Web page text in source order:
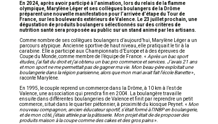
En 2024, après avoir participé à l’animation, lors du relais de la flamme
olympique, Marylène Léger et ses collègues boulangers de la Drôme
préparent une nouvelle manifestation pour l’arrivée d’étape du Tour de
France, sur les boulevards extérieurs de Valence. Le 23 juillet prochain, une
dégustation de produits boulangers sélectionnés sur des critères de
nutrition santé sera proposée au public sur un stand animé par les artisans.
Comme nombre de ses collègues boulangers d’aujourd’hui, Marylène Léger a un
parcours atypique. Ancienne sportive de haut niveau, elle pratiquait le tir à la
carabine. Elle a participé aux Championnats d’Europe et à des épreuves de
Coupe du Monde, comme membre de l’équipe de France. « Après un bac sport
études, j’ai fait du droit et j’ai obtenu un bac pro commerce et services. J’avais 21 ans
et mon sport ne me permettait pas de gagner ma vie. Mon beau-père exploitait une
boulangerie dans la région parisienne, alors que mon mari avait fait l’école Banette»,
raconte Marylène.
En 1995, le couple reprend un commerce dans la Drôme, à 10 km à l’est de
Valence, une association qui prendra fin en 2004. La boulangère travaille
ensuite dans différentes boulangeries de Valence et finit par reprendre un petit
commerce, situé dans le quartier piétonnier, à proximité du kiosque Peynet. « Mon
nouveau compagnon, ancien éducateur sportif, s’était formé à l’INBP en boulangerie,
et de mon côté, j’étais attirée par la pâtisserie. Mon projet était de de proposer des
produits maison à la coupe comme des cakes et des gros pains».